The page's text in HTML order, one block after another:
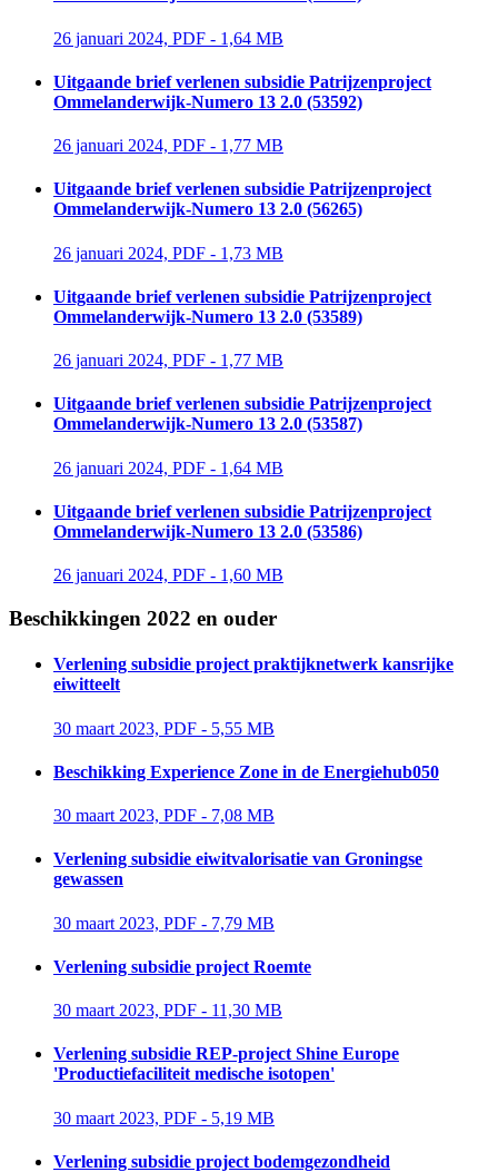
26 januari 2024, PDF - 1,64 MB
Uitgaande brief verlenen subsidie Patrijzenproject
Ommelanderwijk-Numero 13 2.0 (53592)
26 januari 2024, PDF - 1,77 MB
Uitgaande brief verlenen subsidie Patrijzenproject
Ommelanderwijk-Numero 13 2.0 (56265)
26 januari 2024, PDF - 1,73 MB
Uitgaande brief verlenen subsidie Patrijzenproject
Ommelanderwijk-Numero 13 2.0 (53589)
26 januari 2024, PDF - 1,77 MB
Uitgaande brief verlenen subsidie Patrijzenproject
Ommelanderwijk-Numero 13 2.0 (53587)
26 januari 2024, PDF - 1,64 MB
Uitgaande brief verlenen subsidie Patrijzenproject
Ommelanderwijk-Numero 13 2.0 (53586)
26 januari 2024, PDF - 1,60 MB
Beschikkingen 2022 en ouder
Verlening subsidie project praktijknetwerk kansrijke
eiwitteelt
30 maart 2023, PDF - 5,55 MB
Beschikking Experience Zone in de Energiehub050
30 maart 2023, PDF - 7,08 MB
Verlening subsidie eiwitvalorisatie van Groningse
gewassen
30 maart 2023, PDF - 7,79 MB
Verlening subsidie project Roemte
30 maart 2023, PDF - 11,30 MB
Verlening subsidie REP-project Shine Europe
'Productiefaciliteit medische isotopen'
30 maart 2023, PDF - 5,19 MB
Verlening subsidie project bodemgezondheid